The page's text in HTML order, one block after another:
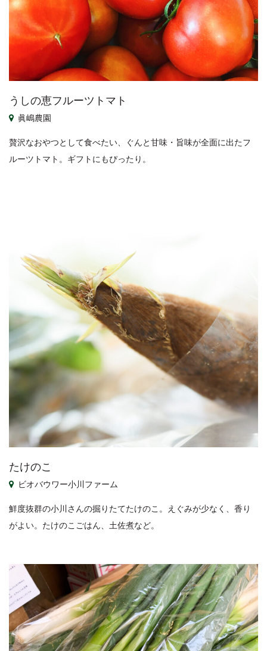
うしの恵フルーツトマト
眞嶋農園
贅沢なおやつとして食べたい、ぐんと甘味・旨味が全面に出たフ
ルーツトマト。ギフトにもぴったり。
たけのこ
ビオバウワー小川ファーム
鮮度抜群の小川さんの掘りたてたけのこ。えぐみが少なく、香り
がよい。たけのこごはん、土佐煮など。